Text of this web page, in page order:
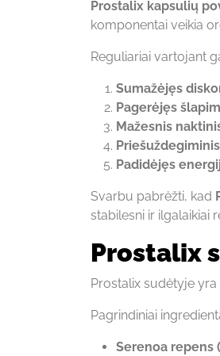
Prostalix kapsulių
komponentai veikia
Reguliariai vartojant
Sumažėjęs
Pagerėjęs
Mažesnis
Padidėjęs
Svarbu pabrėžti, kad
stabilesni ir ilgalaikiai
Prostalix
Prostalix sudėtyje
Pagrindiniai
Serenoa repens